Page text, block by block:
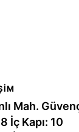
Mah.
İç Kapı: 10